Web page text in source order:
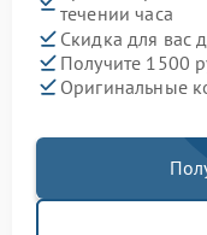
течении часа
Скидка для вас
Получите 1500
Оригинальные